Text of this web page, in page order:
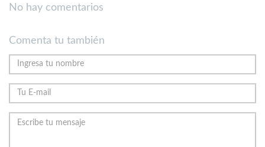
No hay comentarios
Comenta tu también